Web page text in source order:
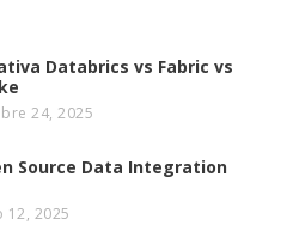
Databrics vs Fabric vs
24, 2025
Source Data Integration
12, 2025